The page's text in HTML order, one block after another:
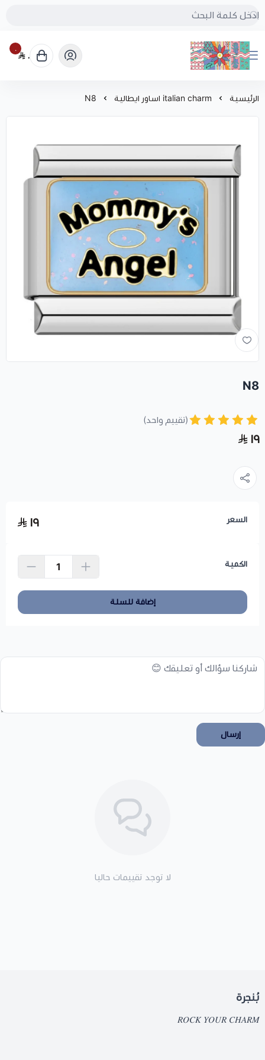
بُنجرة
٠
٠
الرئيسية italian charm اساور ايطالية N8
N8
(تقييم واحد)
١٩
السعر ١٩
الكمية
إضافة للسلة
إرسال
لا توجد تقييمات حاليا
بُنجرة
𝑅𝑂𝐶𝐾 𝑌𝑂𝑈𝑅 𝐶𝐻𝐴𝑅𝑀